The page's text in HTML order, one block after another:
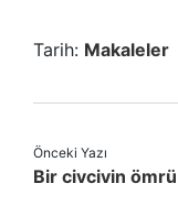
Tarih: Makaleler
Önceki Yazı
Bir civcivin